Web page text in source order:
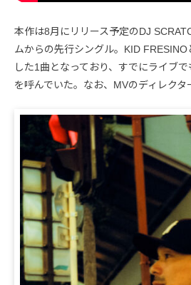
本作は8月にリリース予定のDJ
ムからの先行シングル。KID
した1曲となっており、すでにライブ
を呼んでいた。なお、MVのディレクタ